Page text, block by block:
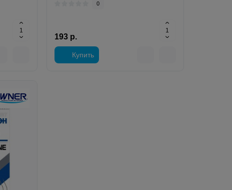
0
193 р.
Купить